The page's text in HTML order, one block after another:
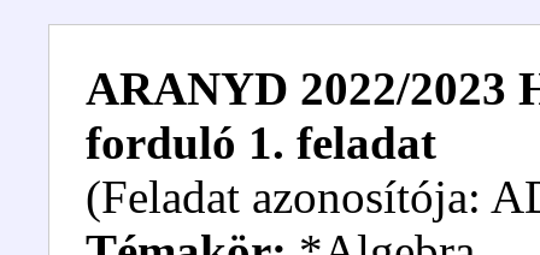
ARANYD 2022/2023
forduló 1. feladat
(Feladat azonosítója: